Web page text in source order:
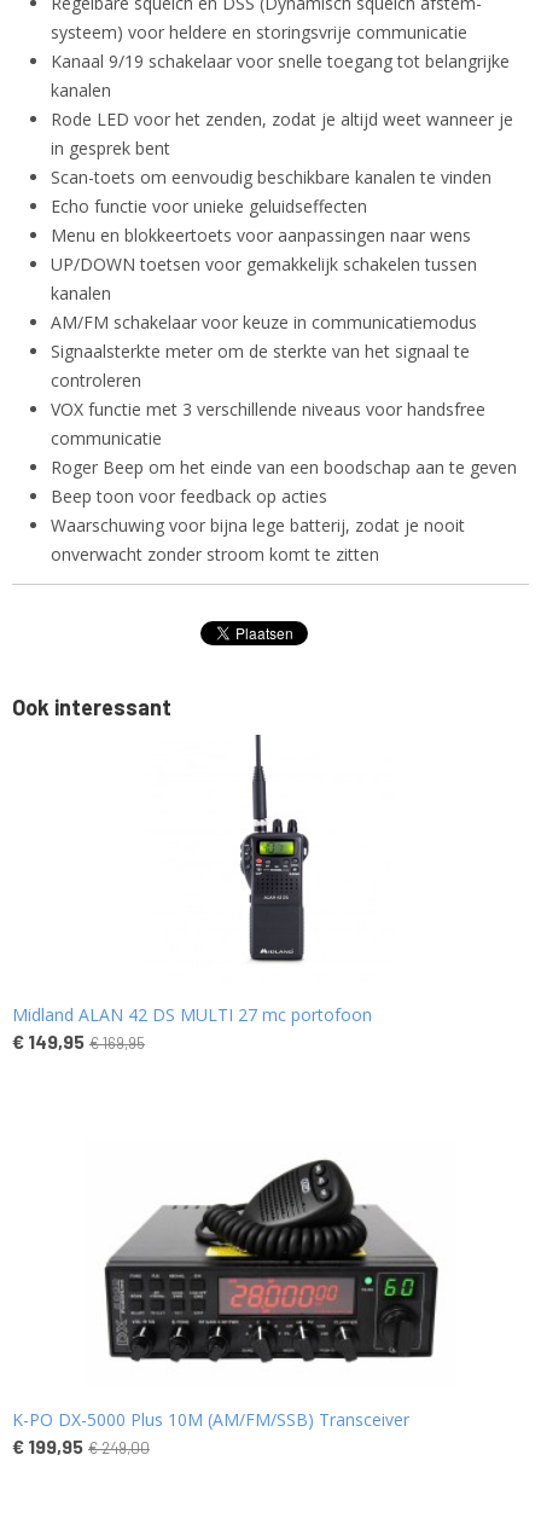
systeem) voor heldere en storingsvrije communicatie
Kanaal 9/19 schakelaar voor snelle toegang tot belangrijke
kanalen
Rode LED voor het zenden, zodat je altijd weet wanneer je
in gesprek bent
Scan-toets om eenvoudig beschikbare kanalen te vinden
Echo functie voor unieke geluidseffecten
Menu en blokkeertoets voor aanpassingen naar wens
UP/DOWN toetsen voor gemakkelijk schakelen tussen
kanalen
AM/FM schakelaar voor keuze in communicatiemodus
Signaalsterkte meter om de sterkte van het signaal te
controleren
VOX functie met 3 verschillende niveaus voor handsfree
communicatie
Roger Beep om het einde van een boodschap aan te geven
Beep toon voor feedback op acties
Waarschuwing voor bijna lege batterij, zodat je nooit
onverwacht zonder stroom komt te zitten
Ook interessant
Midland ALAN 42 DS MULTI 27 mc portofoon
€ 149,95 € 169,95
K-PO DX-5000 Plus 10M (AM/FM/SSB) Transceiver
€ 199,95 € 249,00